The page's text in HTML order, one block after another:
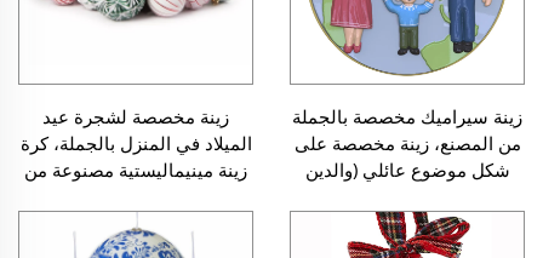
زينة سيراميك مخصصة بالجملة
من المصنع، زينة مخصصة على
شكل موضوع عائلي (والدين
زينة مخصصة لشجرة عيد
الميلاد في المنزل بالجملة، كرة
زينة مينيماليستية مصنوعة من